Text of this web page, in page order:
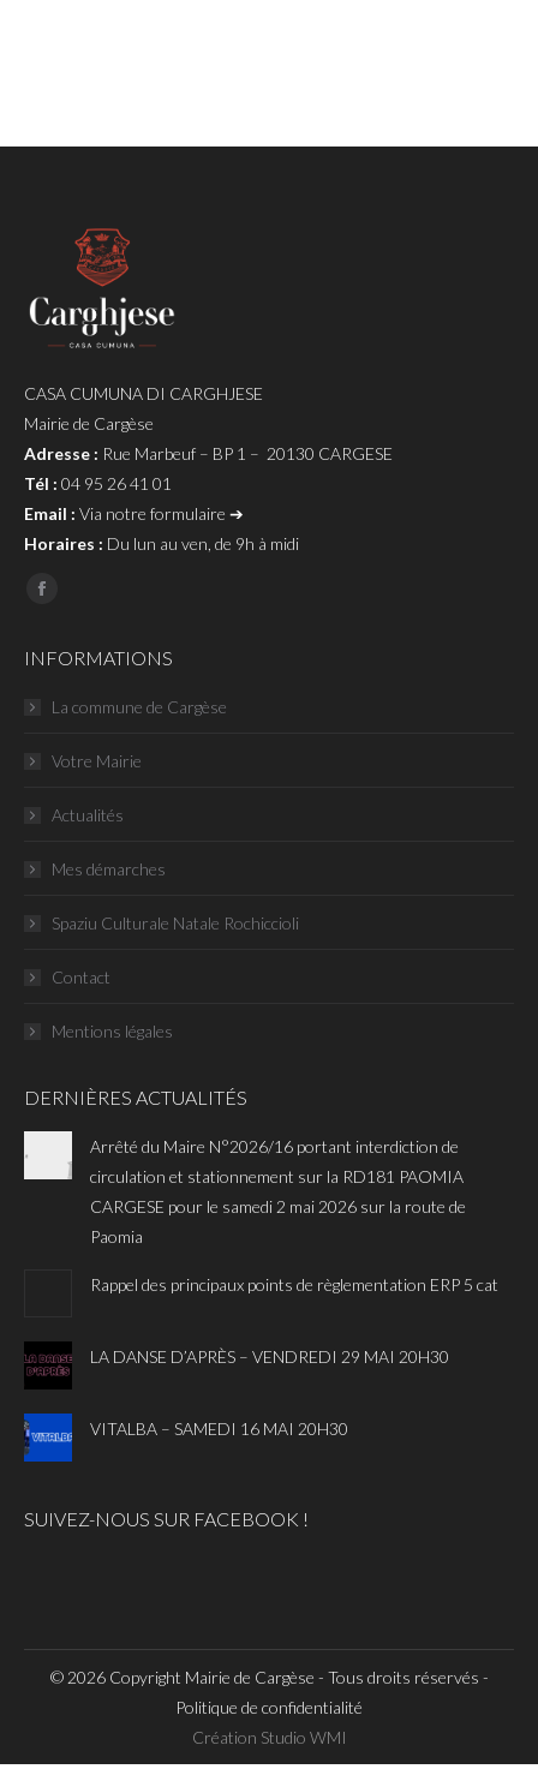
CASA CUMUNA DI CARGHJESE
Mairie de Cargèse
Adresse : Rue Marbeuf – BP 1 – 20130 CARGESE
Tél : 04 95 26 41 01
Email : Via notre formulaire ➔
Horaires : Du lun au ven, de 9h à midi
INFORMATIONS
La commune de Cargèse
Votre Mairie
Actualités
Mes démarches
Spaziu Culturale Natale Rochiccioli
Contact
Mentions légales
DERNIÈRES ACTUALITÉS
Arrêté du Maire N°2026/16 portant interdiction de
circulation et stationnement sur la RD181 PAOMIA
CARGESE pour le samedi 2 mai 2026 sur la route de
Paomia
Rappel des principaux points de règlementation ERP 5 cat
LA DANSE D’APRÈS – VENDREDI 29 MAI 20H30
VITALBA – SAMEDI 16 MAI 20H30
SUIVEZ-NOUS SUR FACEBOOK !
© 2026 Copyright Mairie de Cargèse - Tous droits réservés -
Politique de confidentialité
Création Studio WMI